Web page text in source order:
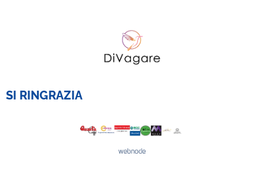
SI RINGRAZIA